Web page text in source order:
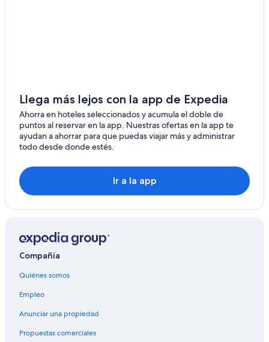
Llega más lejos con la app de Expedia
Ahorra en hoteles seleccionados y acumula el doble de
puntos al reservar en la app. Nuestras ofertas en la app te
ayudan a ahorrar para que puedas viajar más y administrar
todo desde donde estés.
Ir a la app
Compañía
Quiénes somos
Empleo
Anunciar una propiedad
Propuestas comerciales